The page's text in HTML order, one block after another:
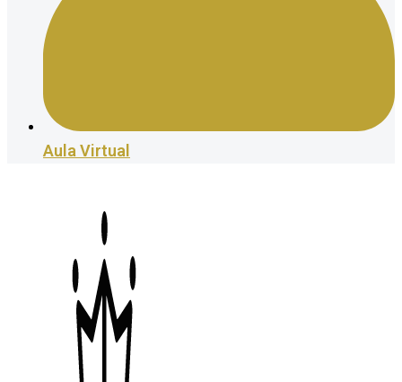
Aula Virtual